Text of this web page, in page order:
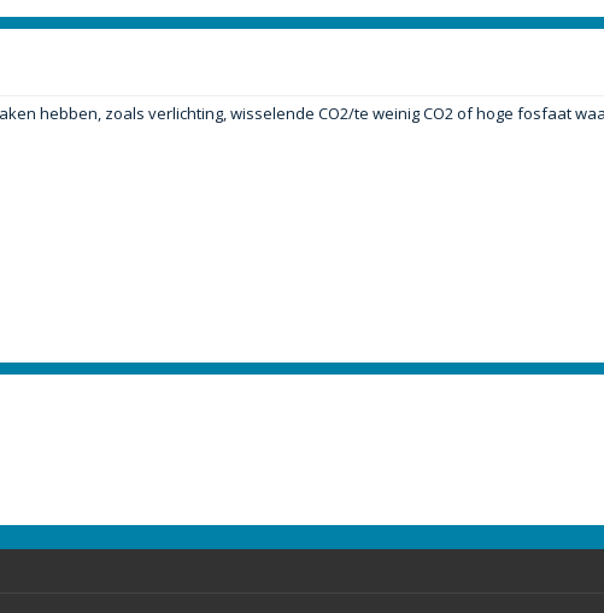
hebben, zoals verlichting, wisselende CO2/te weinig CO2 of hoge fosfaat